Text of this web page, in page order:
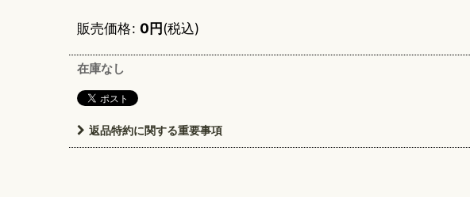
販売価格: 0円(税込)
在庫なし
返品特約に関する重要事項